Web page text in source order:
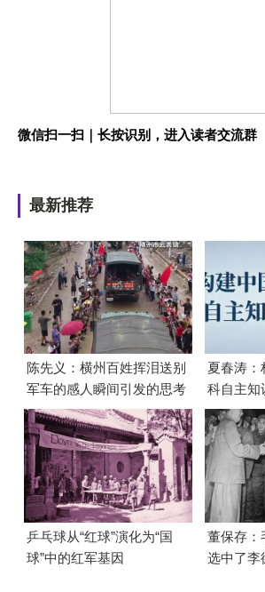
微信扫一扫｜长按识别，进入读者交流群
最新推荐
陈先义：横州百姓挥泪送别
军车的感人瞬间引发的思考
夏春涛：
科自主知
乒乓球从“红球”演化为“国
球”中的红军基因
董保存：
选中了李